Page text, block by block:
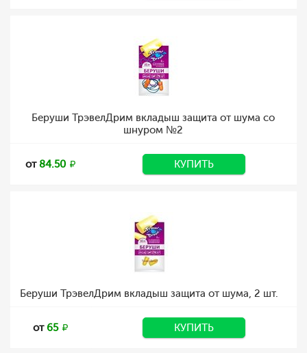
Беруши ТрэвелДрим вкладыш защита от шума со
шнуром №2
от84.50 КУПИТЬ
Беруши ТрэвелДрим вкладыш защита от шума, 2 шт.
от65 КУПИТЬ